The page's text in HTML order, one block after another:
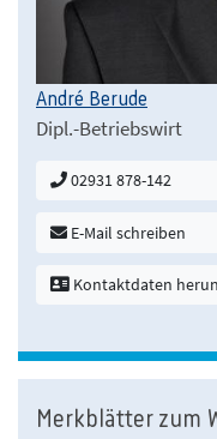
André Berude
Dipl.-Betriebswirt
02931 878-142
E-Mail schreiben
Kontaktdaten
Merkblätter zum